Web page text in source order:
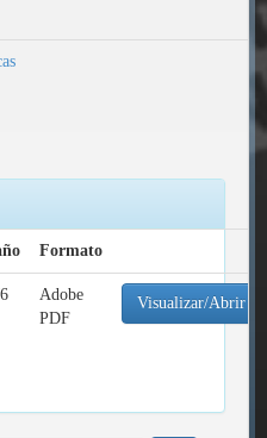
Formato
Adobe
PDF
Visualizar/Abrir